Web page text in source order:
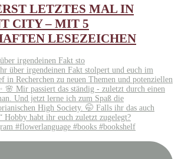
LETZTES MAL IN
CITY – MIT 5
LESEZEICHEN
irgendeinen Fakt sto